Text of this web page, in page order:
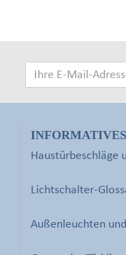
INFORMATIVES
Haustürbeschläge
Lichtschalter-
Außenleuchten